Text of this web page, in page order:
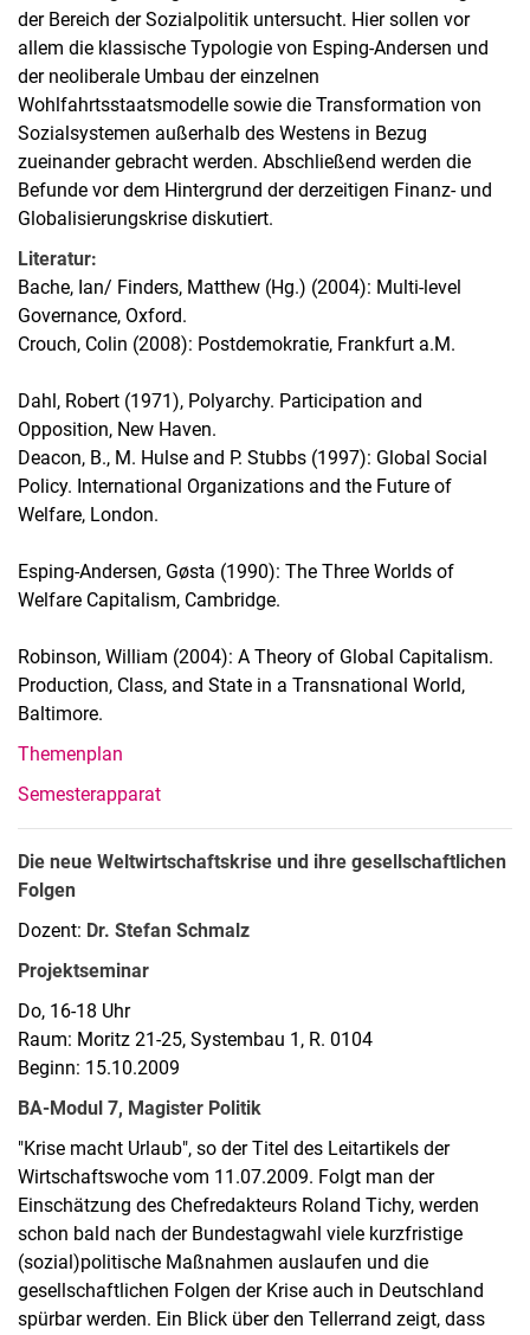
der Bereich der Sozialpolitik untersucht. Hier sollen vor
allem die klassische Typologie von Esping-Andersen und
der neoliberale Umbau der einzelnen
Wohlfahrtsstaatsmodelle sowie die Transformation von
Sozialsystemen außerhalb des Westens in Bezug
zueinander gebracht werden. Abschließend werden die
Befunde vor dem Hintergrund der derzeitigen Finanz- und
Globalisierungskrise diskutiert.
Literatur:
Bache, Ian/ Finders, Matthew (Hg.) (2004): Multi-level
Governance, Oxford.
Crouch, Colin (2008): Postdemokratie, Frankfurt a.M.
Dahl, Robert (1971), Polyarchy. Participation and
Opposition, New Haven.
Deacon, B., M. Hulse and P. Stubbs (1997): Global Social
Policy. International Organizations and the Future of
Welfare, London.
Esping-Andersen, Gøsta (1990): The Three Worlds of
Welfare Capitalism, Cambridge.
Robinson, William (2004): A Theory of Global Capitalism.
Production, Class, and State in a Transnational World,
Baltimore.
Themenplan
Semesterapparat
Die neue Weltwirtschaftskrise und ihre gesellschaftlichen
Folgen
Dozent: Dr. Stefan Schmalz
Projektseminar
Do, 16-18 Uhr
Raum: Moritz 21-25, Systembau 1, R. 0104
Beginn: 15.10.2009
BA-Modul 7, Magister Politik
"Krise macht Urlaub", so der Titel des Leitartikels der
Wirtschaftswoche vom 11.07.2009. Folgt man der
Einschätzung des Chefredakteurs Roland Tichy, werden
schon bald nach der Bundestagwahl viele kurzfristige
(sozial)politische Maßnahmen auslaufen und die
gesellschaftlichen Folgen der Krise auch in Deutschland
spürbar werden. Ein Blick über den Tellerrand zeigt, dass